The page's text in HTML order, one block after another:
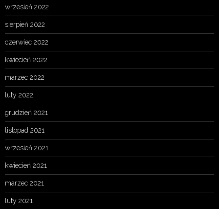
wrzesień 2022
sierpień 2022
czerwiec 2022
kwiecień 2022
marzec 2022
luty 2022
grudzień 2021
listopad 2021
wrzesień 2021
kwiecień 2021
marzec 2021
luty 2021